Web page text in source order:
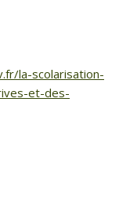
la-scolarisation-
et-des-